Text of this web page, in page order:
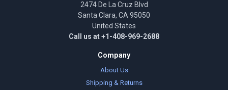
2474 De La Cruz Blvd
Santa Clara, CA 95050
United States
Call us at +1-408-969-2688
Company
About Us
Shipping & Returns